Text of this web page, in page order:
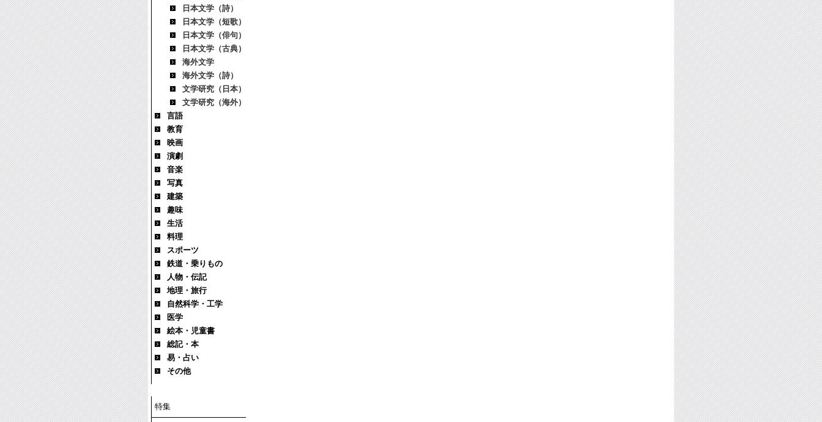
日本文学（詩）
日本文学（短歌）
日本文学（俳句）
日本文学（古典）
海外文学
海外文学（詩）
文学研究（日本）
文学研究（海外）
言語
教育
映画
演劇
音楽
写真
建築
趣味
生活
料理
スポーツ
鉄道・乗りもの
人物・伝記
地理・旅行
自然科学・工学
医学
絵本・児童書
総記・本
易・占い
その他
特集